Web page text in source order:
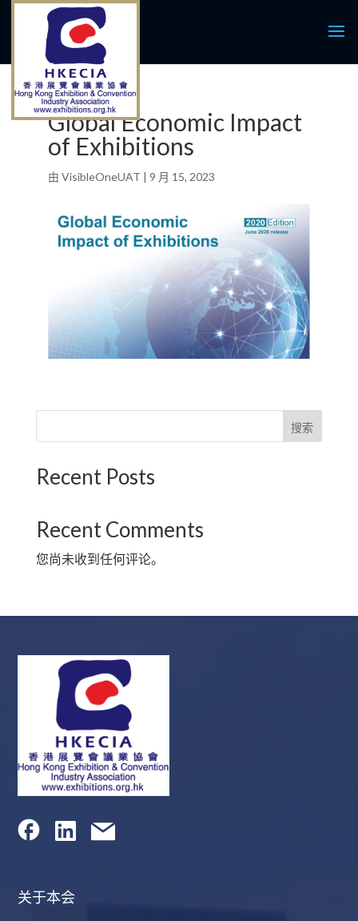
Global Economic Impact
of Exhibitions
由 VisibleOneUAT | 9 月 15, 2023
搜索
Recent Posts
Recent Comments
您尚未收到任何评论。
关于本会